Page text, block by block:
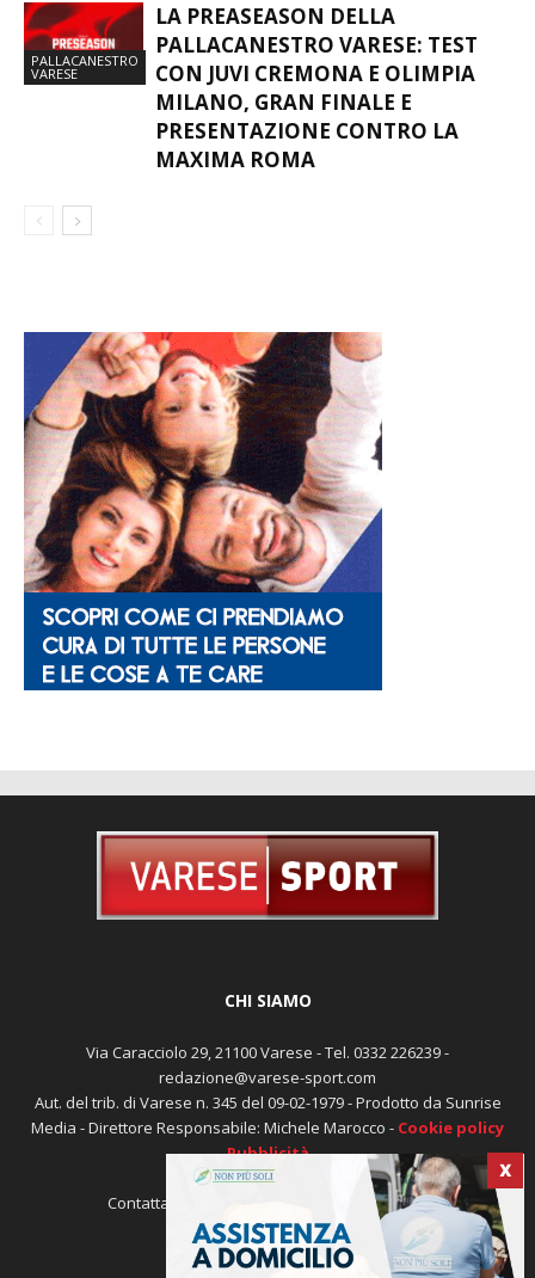
PALLACANESTRO
VARESE
LA PREASEASON DELLA
PALLACANESTRO VARESE: TEST
CON JUVI CREMONA E OLIMPIA
MILANO, GRAN FINALE E
PRESENTAZIONE CONTRO LA
MAXIMA ROMA
X
CHI SIAMO
Via Caracciolo 29, 21100 Varese - Tel. 0332 226239 -
redazione@varese-sport.com
Aut. del trib. di Varese n. 345 del 09-02-1979 - Prodotto da Sunrise
Media - Direttore Responsabile: Michele Marocco - Cookie policy
Pubblicità
Contattaci: redazione@varese-sport.com